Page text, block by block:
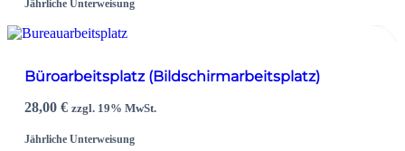
Jährliche Unterweisung
Büroarbeitsplatz (Bildschirmarbeitsplatz)
28,00€ zzgl. 19% MwSt.
Jährliche Unterweisung